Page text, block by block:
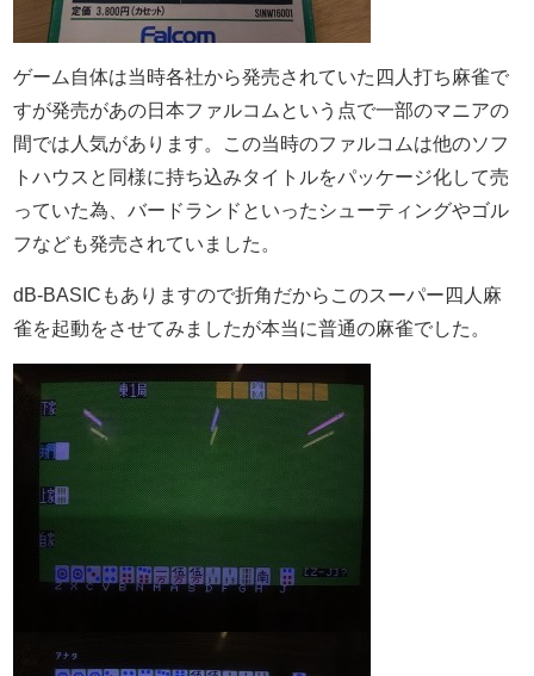
ゲーム自体は当時各社から発売されていた四人打ち麻雀で
すが発売があの日本ファルコムという点で一部のマニアの
間では人気があります。この当時のファルコムは他のソフ
トハウスと同様に持ち込みタイトルをパッケージ化して売
っていた為、バードランドといったシューティングやゴル
フなども発売されていました。
dB-BASICもありますので折角だからこのスーパー四人麻
雀を起動をさせてみましたが本当に普通の麻雀でした。